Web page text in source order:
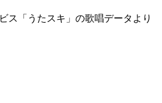
ス「うたスキ」の歌唱データより